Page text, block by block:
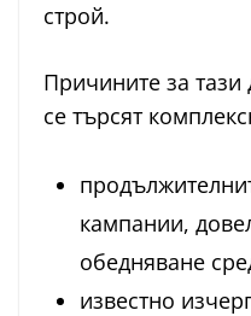
строй.
Причините за тази
се търсят
кампании,
обедняване
известно